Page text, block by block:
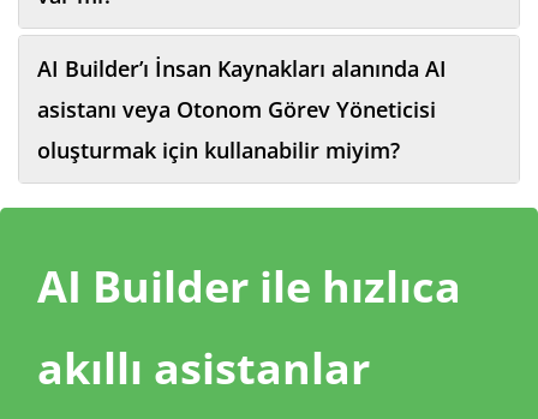
AI Builder’ı İnsan Kaynakları alanında AI
asistanı veya Otonom Görev Yöneticisi
oluşturmak için kullanabilir miyim?
AI Builder ile hızlıca
akıllı asistanlar